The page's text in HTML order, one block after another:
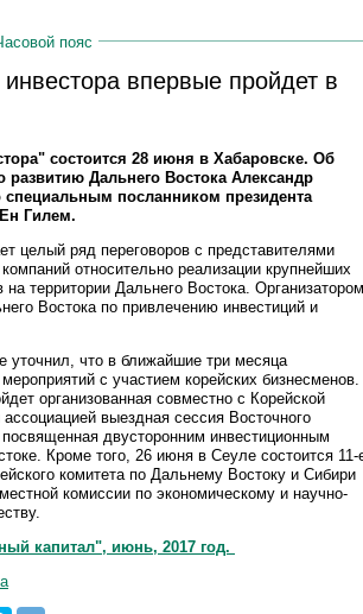
пояс
инвестора впервые пройдет в
состоится 28 июня в Хабаровске. Об
развитию Дальнего Востока Александр
посланником президента
Гилем.
целый ряд переговоров с представителями
относительно реализации крупнейших
на территории Дальнего Востока. Организатором
Востока по привлечению инвестиций и
уточнил, что в ближайшие три месяца
с участием корейских бизнесменов.
организованная совместно с Корейской
выездная сессия Восточного
двусторонним инвестиционным
Кроме того, 26 июня в Сеуле состоится 11-
комитета по Дальнему Востоку и Сибири
комиссии по экономическому и научно-
капитал", июнь, 2017 год.